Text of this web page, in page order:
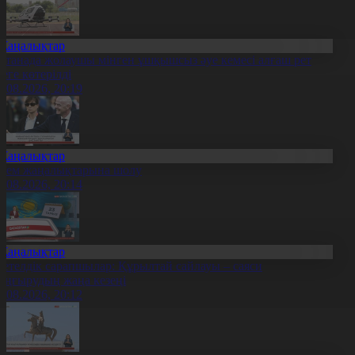
жолаушы мінген ұшқышсыз әуе кемесі алғаш рет
көтерілді
20:19
жаңалықтарына шолу
20:14
сарапшылар: Құрылтай сайлауы – саяси
жаңа кезеңі
20:12